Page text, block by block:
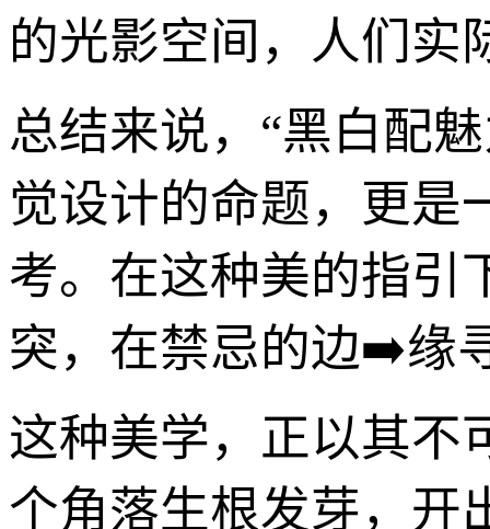
的光影空间，人们实
总结来说，“黑白配
觉设计的命题，更是
考。在这种美的指引
突，在禁忌的边➡️缘
这种美学，正以其不
个角落生根发芽，开